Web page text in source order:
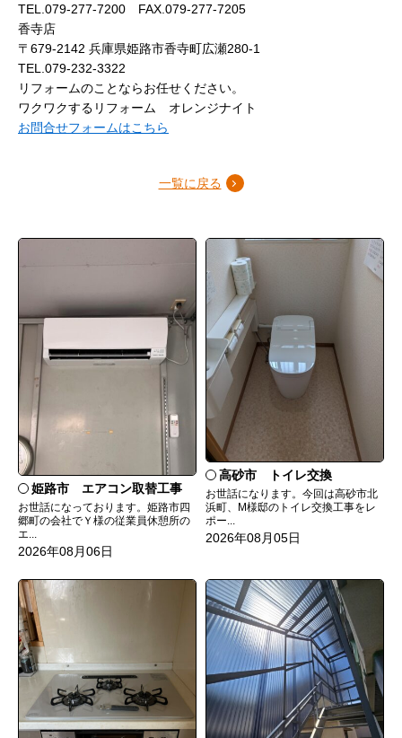
TEL.079-277-7200 FAX.079-277-7205
香寺店
〒679-2142 兵庫県姫路市香寺町広瀬280-1
TEL.079-232-3322
リフォームのことならお任せください。
ワクワクするリフォーム オレンジナイト
お問合せフォームはこちら
一覧に戻る
姫路市 エアコン取替工事
お世話になっております。姫路市四
郷町の会社でＹ様の従業員休憩所の
エ...
2026年08月06日
高砂市 トイレ交換
お世話になります。今回は高砂市北
浜町、M様邸のトイレ交換工事をレ
ポー...
2026年08月05日